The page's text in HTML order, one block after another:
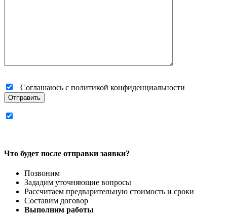
Соглашаюсь с политикой конфиденциальности
Отправить
Что будет после отправки заявки?
Позвоним
Зададим уточняющие вопросы
Рассчитаем предварительную стоимость и сроки
Составим договор
Выполним работы